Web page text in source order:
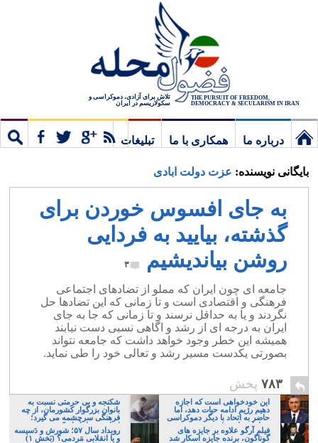
THE PURSUIT OF FREEDOM,
DEMOCRACY & SECULARISM IN IRAN
تلاش برای آزادی، دموکراسی و
سکولاریسم در ایران
درباره ما همکاری با ما
تبلیغات
بایگانی نویسنده: عزت دولت ابادی
به جای افسوس خوردن برای
گذشته، بیایید به فردایی
روشن بیاندیشیم
۳
جامعه ای چون ایران که مملو از تضادهای اجتماعی
فرهنگی و اقتصادی است و تا زمانی که این تضادها حل
نگردند و یا به حداقل نرسند و تا زمانی که جا به جای
ایران به درجه ای از رشد و اگاهی نسبی دست نیابند
همیشه این خطر وجود خواهد داشت که جامعه نتواند
بصورتی یکدست مسیر رشد و تعالی خود را طی نماید.
۷۸۳ پخش
این خودخواهی است که اجازه
دهیم رژیم ادامه حیات دهد، اما
حاضر به اتحاد با دیگر دموکراسی
خواهان نباشیم!
شکنجه و بی حرمتی نسبت به
بانوان بزرگوار کشورمان، از چه
فرهنگی سرچشمه می گیرد؛
ایرانی، و یا تازیان؟
فیلم آرگو علاوه بر جایزه های
گوناگون، برنده جایزه اسکار شد
رویداد سال ۵۷؛ شورش و دَسیسه
و یا انقلابی مَردمی؟ (بَخش ۱)